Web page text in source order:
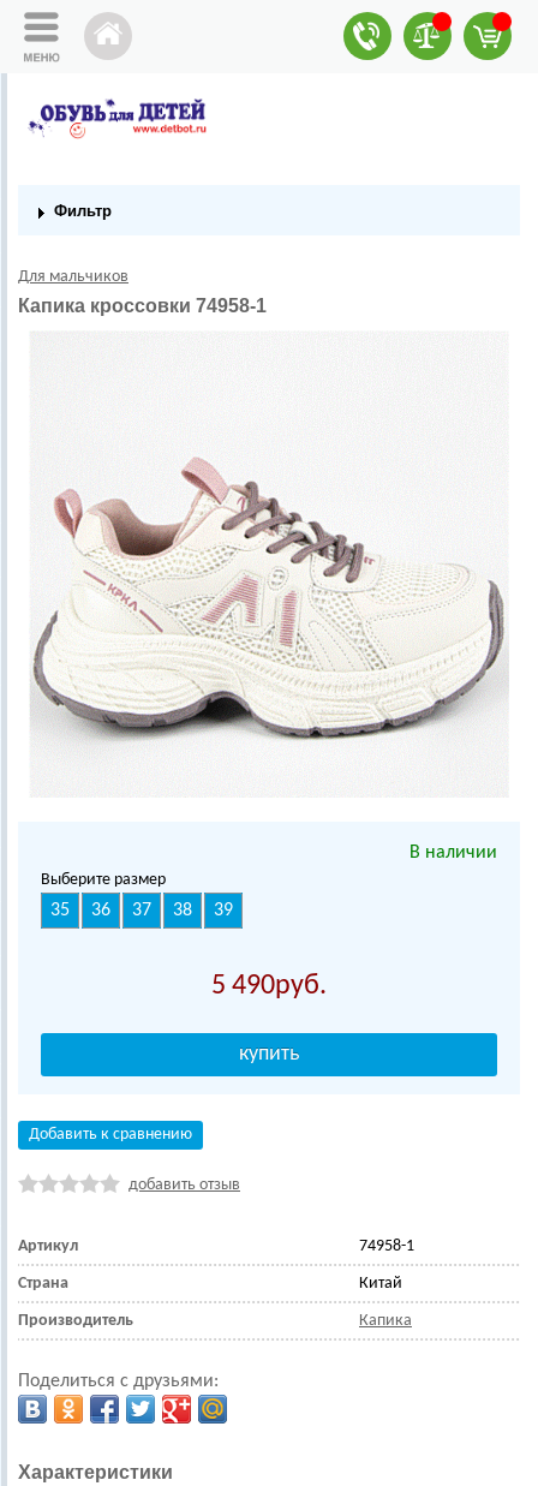
Фильтр
Для мальчиков
Капика кроссовки 74958-1
В наличии
Выберите размер
35 36 37 38 39
5 490
Добавить к сравнению
добавить отзыв
Артикул 74958-1
Страна Китай
Производитель Капика
Поделиться с друзьями:
Характеристики